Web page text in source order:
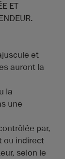
ET
et
auront la
la
une
par,
ou indirect
selon le